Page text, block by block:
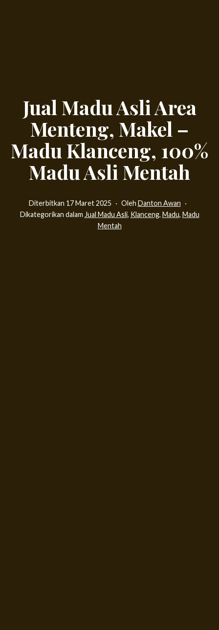
Jual Madu Asli Area
Menteng, Makel –
Madu Klanceng, 100%
Madu Asli Mentah
Diterbitkan 17 Maret 2025 Oleh Danton Awan
Dikategorikan dalam Jual Madu Asli, Klanceng, Madu, Madu
Mentah